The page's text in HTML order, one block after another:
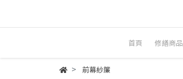
首頁 修繕商品
前幕紗簾